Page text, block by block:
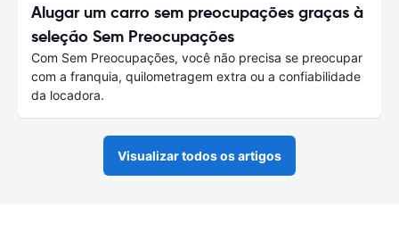
Alugar um carro sem preocupações graças à
seleção Sem Preocupações
Com Sem Preocupações, você não precisa se preocupar
com a franquia, quilometragem extra ou a confiabilidade
da locadora.
Visualizar todos os artigos